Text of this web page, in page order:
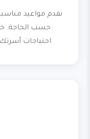
نقدم مواعيد
حسب الحاجة.
احتياجات